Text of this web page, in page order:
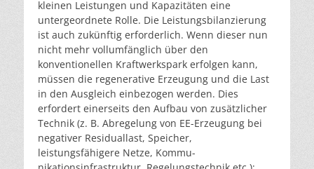
kleinen Leistungen und Kapazitäten eine
untergeordnete Rolle. Die Leistungsbilanzierung
ist auch zukünftig erforderlich. Wenn dieser nun
nicht mehr vollumfänglich über den
konventionellen Kraftwerkspark erfolgen kann,
müssen die regenerative Erzeugung und die Last
in den Ausgleich einbezogen werden. Dies
erfordert einerseits den Aufbau von zusätzlicher
Technik (z. B. Abregelung von EE-Erzeugung bei
negativer Residuallast, Speicher,
leistungsfähigere Netze, Kommu-